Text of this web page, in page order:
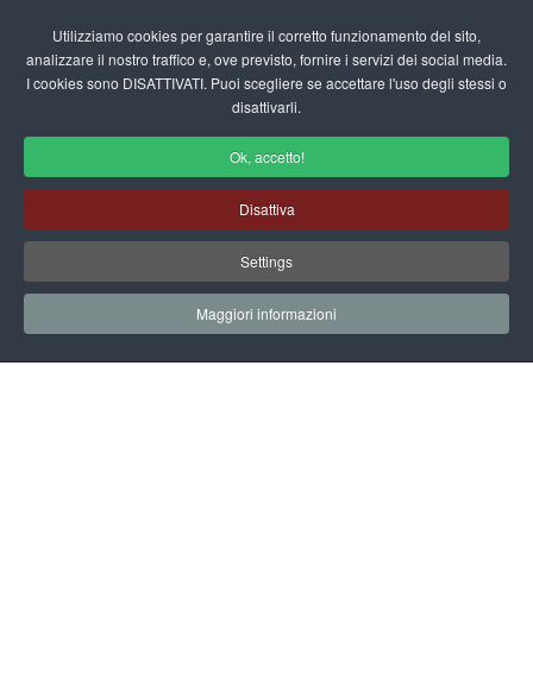
Utilizziamo cookies per garantire il corretto funzionamento del sito,
analizzare il nostro traffico e, ove previsto, fornire i servizi dei social media.
I cookies sono DISATTIVATI. Puoi scegliere se accettare l'uso degli stessi o
disattivarli.
Ok, accetto!
Disattiva
Settings
Maggiori informazioni
fas
Area Utente
Home Area Utente